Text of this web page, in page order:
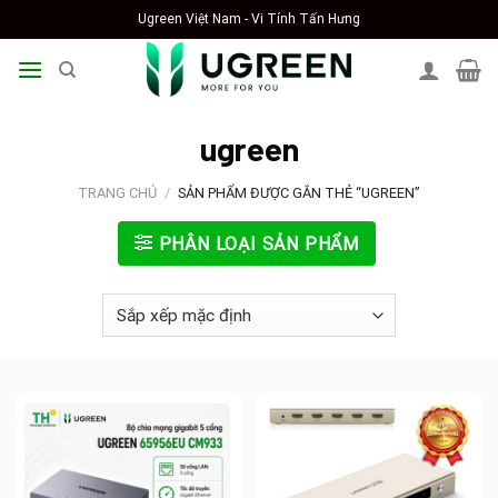
to
content
Ugreen Việt Nam - Vi Tính Tấn Hưng
ugreen
TRANG CHỦ / SẢN PHẨM ĐƯỢC GẮN THẺ “UGREEN”
PHÂN LOẠI SẢN PHẨM